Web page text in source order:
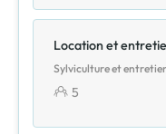
Location et
Sylviculture et
5